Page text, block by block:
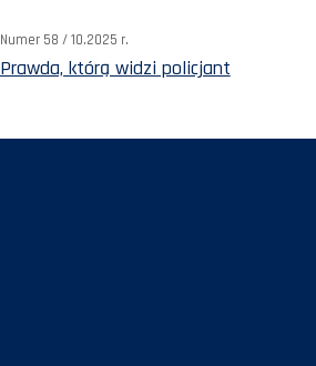
Numer 58 / 10.2025 r.
Prawda, którą widzi policjant